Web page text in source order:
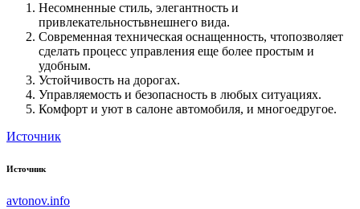
Несомненные стиль, элегантность и
привлекательностьвнешнего вида.
Современная техническая оснащенность, чтопозволяет
сделать процесс управления еще более простым и
удобным.
Устойчивость на дорогах.
Управляемость и безопасность в любых ситуациях.
Комфорт и уют в салоне автомобиля, и многоедругое.
Источник
Источник
avtonov.info